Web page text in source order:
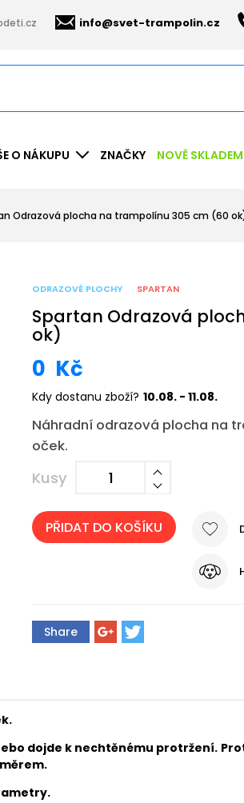
info@svet-trampolin.cz
O NÁKUPU ZNAČKY NOVĚ SKLADEM
Odrazová plocha na trampolínu 305 cm (60
ODRAZOVÉ PLOCHY SPARTAN
Spartan Odrazová
ok)
0 Kč
Kdy dostanu zboží? 10.08. - 11.08.
Náhradní odrazová plocha na
oček.
Kusy
PŘIDAT DO KOŠÍKU
Share
dojde k nechtěnému protržení.